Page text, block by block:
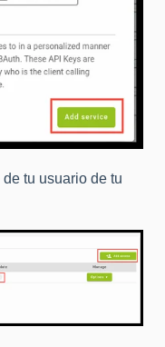
tu usuario de tu